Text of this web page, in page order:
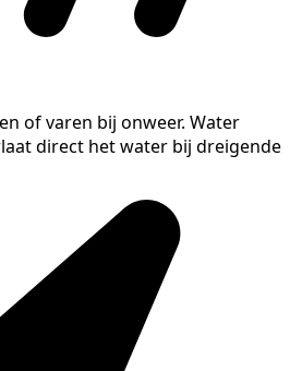
of varen bij onweer. Water
direct het water bij dreigende